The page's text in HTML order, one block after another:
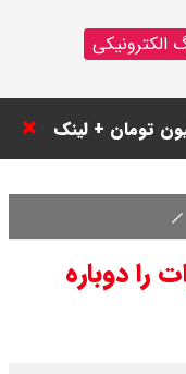
الکترونیکی
با پیش
قیمت سکه امامی امروز شنبه ۱۷ مردادرا دوباره